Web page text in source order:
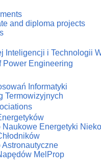
and diploma projects
Inteligencji i Technologii
Power Engineering
Informatyki
Termowizyjnych
Naukowe Energetyki
Astronautyczne
MelProp